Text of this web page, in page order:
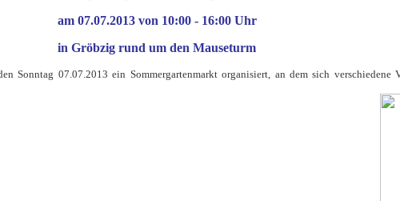
am 07.07.2013 von 10:00 - 16:00 Uhr
in Gröbzig rund um den Mauseturm
Sonntag 07.07.2013 ein Sommergartenmarkt organisiert, an dem sich verschiedene